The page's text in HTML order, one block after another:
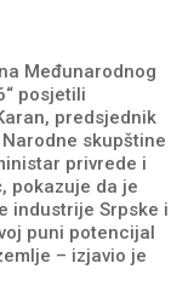
Međunarodnog
posjetili
predsjednik
skupštine
privrede i
pokazuje da je
industrije Srpske i
puni potencijal
– izjavio je